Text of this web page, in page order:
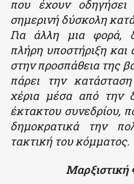
που έχουν
σημερινή δύσκολη
Για άλλη μια φορά,
πλήρη υποστήριξη και
στην προσπάθεια της
πάρει την
χέρια μέσα από την
έκτακτου συνεδρίου,
δημοκρατικά την
τακτική του κόμματος.